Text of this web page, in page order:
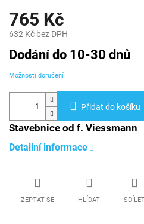
765 Kč
632 Kč bez DPH
Měrná
cena:
Dodání do 10-30 dnů
Možnosti doručení
Přidat do košíku
Stavebnice od f. Viessmann
Detailní informace
ZEPTAT SE HLÍDAT